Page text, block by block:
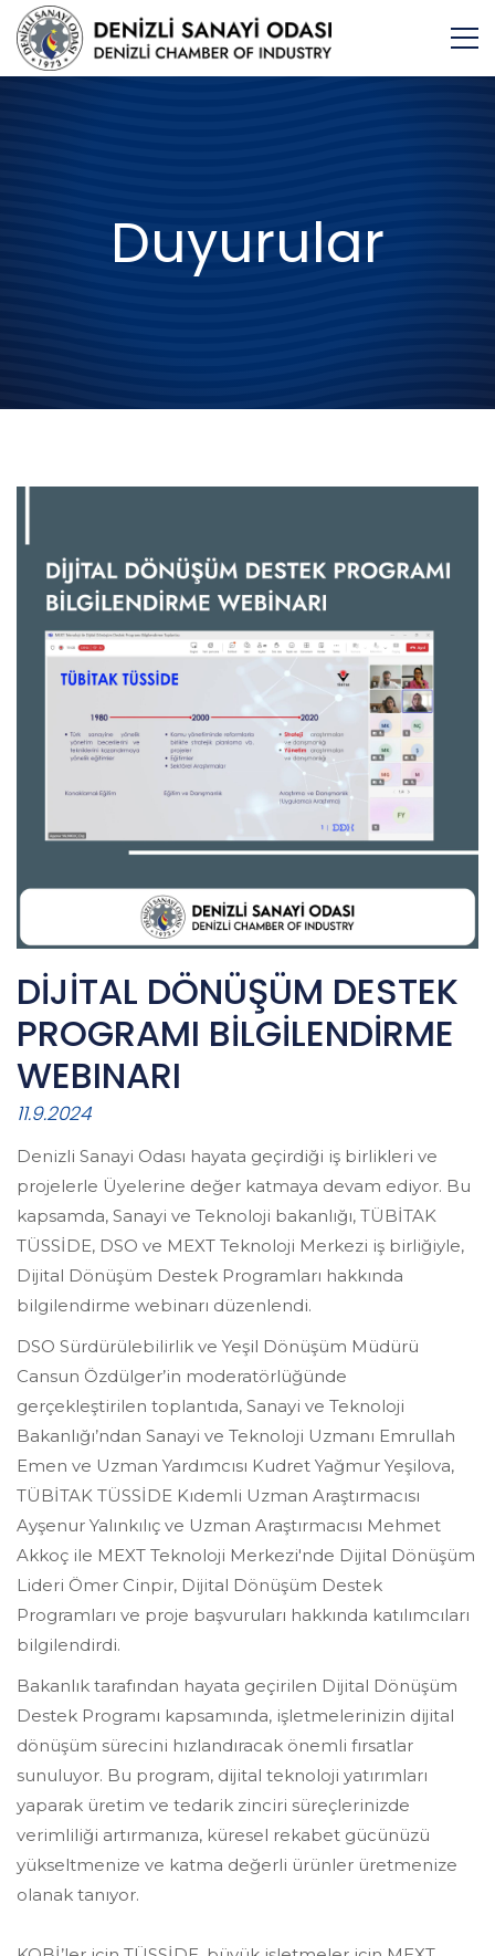
Duyurular
DİJİTAL DÖNÜŞÜM DESTEK
PROGRAMI BİLGİLENDİRME
WEBINARI
11.9.2024
Denizli Sanayi Odası hayata geçirdiği iş birlikleri ve
projelerle Üyelerine değer katmaya devam ediyor. Bu
kapsamda, Sanayi ve Teknoloji bakanlığı, TÜBİTAK
TÜSSİDE, DSO ve MEXT Teknoloji Merkezi iş birliğiyle,
Dijital Dönüşüm Destek Programları hakkında
bilgilendirme webinarı düzenlendi.
DSO Sürdürülebilirlik ve Yeşil Dönüşüm Müdürü
Cansun Özdülger’in moderatörlüğünde
gerçekleştirilen toplantıda, Sanayi ve Teknoloji
Bakanlığı’ndan Sanayi ve Teknoloji Uzmanı Emrullah
Emen ve Uzman Yardımcısı Kudret Yağmur Yeşilova,
TÜBİTAK TÜSSİDE Kıdemli Uzman Araştırmacısı
Ayşenur Yalınkılıç ve Uzman Araştırmacısı Mehmet
Akkoç ile MEXT Teknoloji Merkezi'nde Dijital Dönüşüm
Lideri Ömer Cinpir, Dijital Dönüşüm Destek
Programları ve proje başvuruları hakkında katılımcıları
bilgilendirdi.
Bakanlık tarafından hayata geçirilen Dijital Dönüşüm
Destek Programı kapsamında, işletmelerinizin dijital
dönüşüm sürecini hızlandıracak önemli fırsatlar
sunuluyor. Bu program, dijital teknoloji yatırımları
yaparak üretim ve tedarik zinciri süreçlerinizde
verimliliği artırmanıza, küresel rekabet gücünüzü
yükseltmenize ve katma değerli ürünler üretmenize
olanak tanıyor.